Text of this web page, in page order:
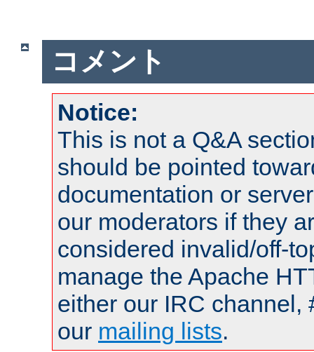
コメント
Notice:
This is not a Q&A
should be pointed
documentation or
our moderators if they
considered invalid/off-
manage the Apache
either our IRC channel,
our mailing lists.